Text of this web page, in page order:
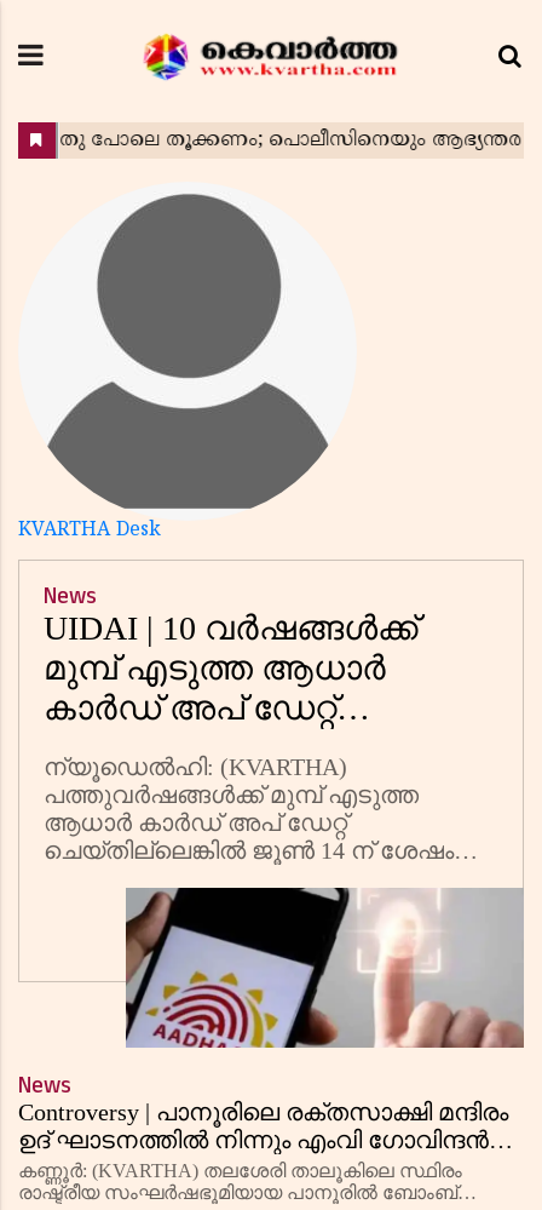
KVARTHA Desk
News
UIDAI | 10 വര്‍ഷങ്ങള്‍ക്ക്
മുമ്പ് എടുത്ത ആധാര്‍
കാര്‍ഡ് അപ് ഡേറ്റ്
ചെയ്തില്ലെങ്കില്‍
അസാധുവാകുമോ? വ്യാജ
പ്രചാരണങ്ങള്‍ക്കെതിരെ
യുഐഡിഎഐ
ന്യൂഡെല്‍ഹി: (KVARTHA)
പത്തുവര്‍ഷങ്ങള്‍ക്ക് മുമ്പ് എടുത്ത
ആധാര്‍ കാര്‍ഡ് അപ് ഡേറ്റ്
ചെയ്തില്ലെങ്കില്‍ ജൂണ്‍ 14 ന് ശേഷം
വാര്‍ത്തയ്‌ക്കെതിരെ പ്രതികരണവുമായി
യുഐഡിഎഐ(യുനീക്
ഐഡന്റിഫികേഷന്‍
News
Controversy | പാനൂരിലെ രക്തസാക്ഷി മന്ദിരം
ഉദ് ഘാടനത്തില്‍ നിന്നും എംവി ഗോവിന്ദന്‍
വിട്ടുനിന്നത് ചര്‍ചയായി; വിശദീകരണവുമായി
എംവി ജയരാജന്‍
കണ്ണൂര്‍: (KVARTHA) തലശേരി താലൂകിലെ സ്ഥിരം
രാഷ്ട്രീയ സംഘര്‍ഷഭൂമിയായ പാനൂരില്‍ ബോംബ്